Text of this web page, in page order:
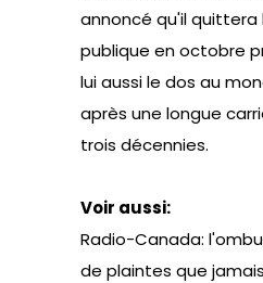
annoncé qu'il quittera
publique en octobre
lui aussi le dos au
après une longue
trois décennies.
Voir aussi:
Radio-Canada:
de plaintes que jamais